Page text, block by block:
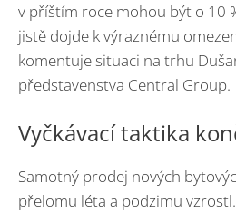
v příštím roce mohou být o 10
jistě dojde k výraznému
komentuje situaci na trhu
představenstva Central
Vyčkávací taktika
Samotný prodej nových
přelomu léta a podzimu